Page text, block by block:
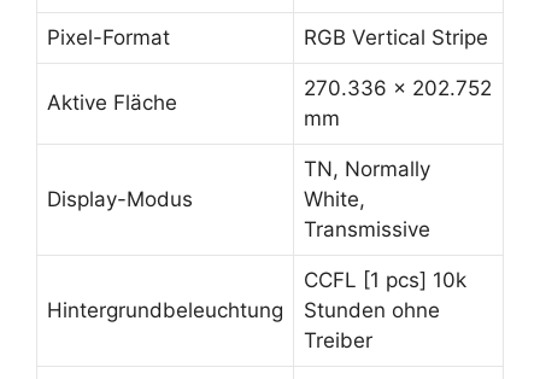
Pixel-Format RGB Vertical Stripe
Aktive Fläche
270.336 x 202.752
mm
Display-Modus
TN, Normally
White,
Transmissive
Hintergrundbeleuchtung
CCFL [1 pcs] 10k
Stunden ohne
Treiber